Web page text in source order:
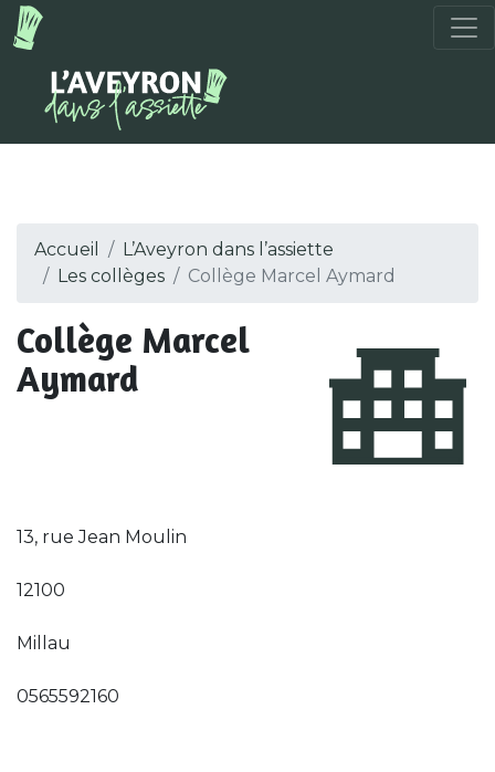
Accueil
L’Aveyron dans l’assiette
Les collèges
Collège Marcel Aymard
Collège Marcel
Aymard
13, rue Jean Moulin
12100
Millau
0565592160